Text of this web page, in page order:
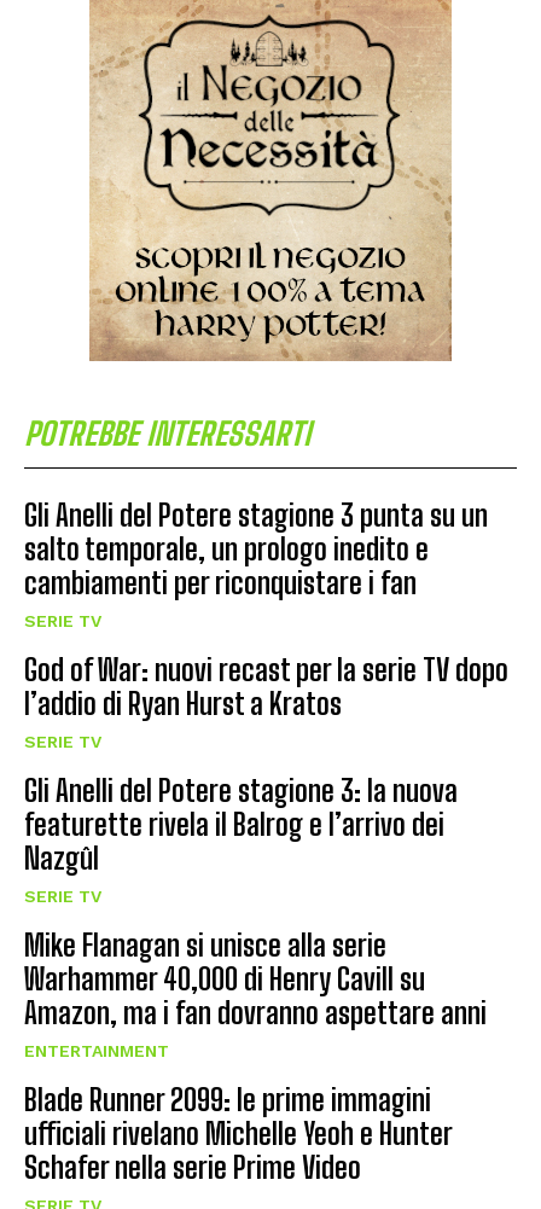
POTREBBE INTERESSARTI
Gli Anelli del Potere stagione 3 punta su un
salto temporale, un prologo inedito e
cambiamenti per riconquistare i fan
SERIE TV
God of War: nuovi recast per la serie TV dopo
l’addio di Ryan Hurst a Kratos
SERIE TV
Gli Anelli del Potere stagione 3: la nuova
featurette rivela il Balrog e l’arrivo dei
Nazgûl
SERIE TV
Mike Flanagan si unisce alla serie
Warhammer 40,000 di Henry Cavill su
Amazon, ma i fan dovranno aspettare anni
ENTERTAINMENT
Blade Runner 2099: le prime immagini
ufficiali rivelano Michelle Yeoh e Hunter
Schafer nella serie Prime Video